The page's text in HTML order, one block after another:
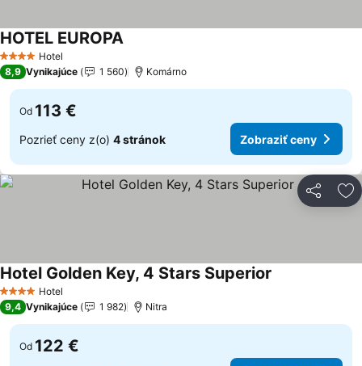
4 Počet hviezdičiek
Hotel
HOTEL EUROPAZobraziť ceny
8,9 Vynikajúce 1 560 Komárno
Od 113 €
Pozrieť ceny z(o) 4 stránok Zobraziť ceny
Zdieľať
4 Počet hviezdičiek
Hotel
Hotel Golden Key, 4 Stars Superior
9,4 Vynikajúce 1 982 Nitra
Od 122 €